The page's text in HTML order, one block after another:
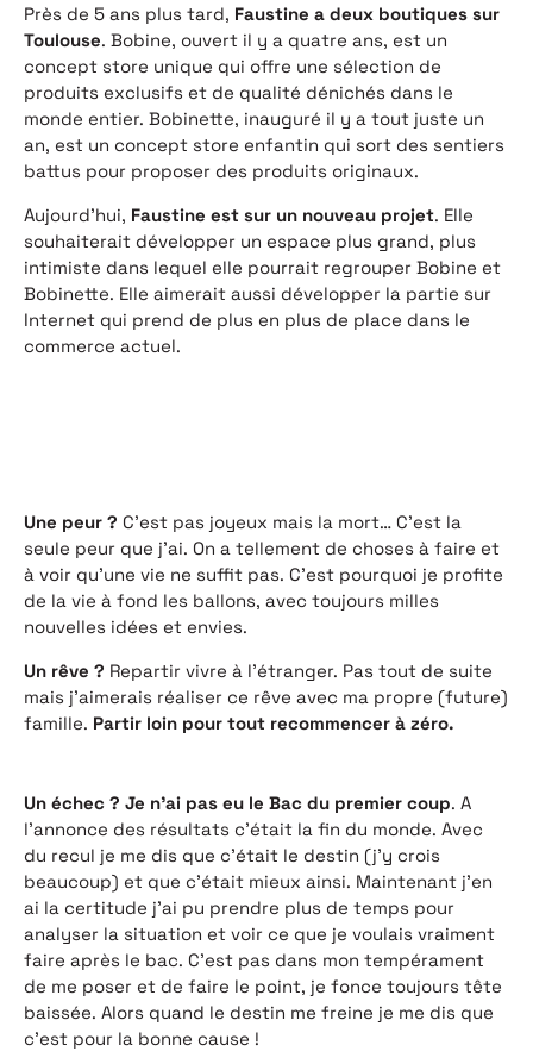
Près de 5 ans plus tard, Faustine a deux boutiques sur
Toulouse. Bobine, ouvert il y a quatre ans, est un
concept store unique qui offre une sélection de
produits exclusifs et de qualité dénichés dans le
monde entier. Bobinette, inauguré il y a tout juste un
an, est un concept store enfantin qui sort des sentiers
battus pour proposer des produits originaux.
Aujourd’hui, Faustine est sur un nouveau projet. Elle
souhaiterait développer un espace plus grand, plus
intimiste dans lequel elle pourrait regrouper Bobine et
Bobinette. Elle aimerait aussi développer la partie sur
Internet qui prend de plus en plus de place dans le
commerce actuel.
Une peur ? C’est pas joyeux mais la mort… C’est la
seule peur que j’ai. On a tellement de choses à faire et
à voir qu’une vie ne suffit pas. C’est pourquoi je profite
de la vie à fond les ballons, avec toujours milles
nouvelles idées et envies.
Un rêve ? Repartir vivre à l’étranger. Pas tout de suite
mais j’aimerais réaliser ce rêve avec ma propre (future)
famille. Partir loin pour tout recommencer à zéro.
Un échec ? Je n’ai pas eu le Bac du premier coup. A
l’annonce des résultats c’était la fin du monde. Avec
du recul je me dis que c’était le destin (j’y crois
beaucoup) et que c’était mieux ainsi. Maintenant j’en
ai la certitude j’ai pu prendre plus de temps pour
analyser la situation et voir ce que je voulais vraiment
faire après le bac. C’est pas dans mon tempérament
de me poser et de faire le point, je fonce toujours tête
baissée. Alors quand le destin me freine je me dis que
c’est pour la bonne cause !